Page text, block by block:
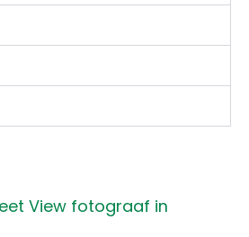
View fotograaf in